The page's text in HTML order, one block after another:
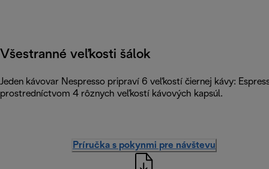
Všestranné veľkosti šálok
Jeden kávovar Nespresso pripraví 6 veľkostí čiernej kávy:
prostredníctvom 4 rôznych veľkostí kávových kapsúl.
Príručka s pokynmi pre návštevu